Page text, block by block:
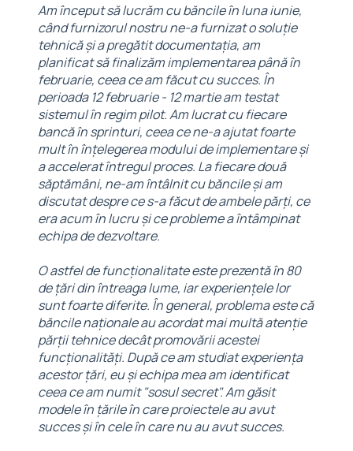
Am început să lucrăm cu băncile în luna iunie,
când furnizorul nostru ne-a furnizat o soluție
tehnică și a pregătit documentația, am
planificat să finalizăm implementarea până în
februarie, ceea ce am făcut cu succes. În
perioada 12 februarie - 12 martie am testat
sistemul în regim pilot. Am lucrat cu fiecare
bancă în sprinturi, ceea ce ne-a ajutat foarte
mult în înțelegerea modului de implementare și
a accelerat întregul proces. La fiecare două
săptămâni, ne-am întâlnit cu băncile și am
discutat despre ce s-a făcut de ambele părți, ce
era acum în lucru și ce probleme a întâmpinat
echipa de dezvoltare.
O astfel de funcționalitate este prezentă în 80
de țări din întreaga lume, iar experiențele lor
sunt foarte diferite. În general, problema este că
băncile naționale au acordat mai multă atenție
părții tehnice decât promovării acestei
funcționalități. După ce am studiat experiența
acestor țări, eu și echipa mea am identificat
ceea ce am numit "sosul secret". Am găsit
modele în țările în care proiectele au avut
succes și în cele în care nu au avut succes.